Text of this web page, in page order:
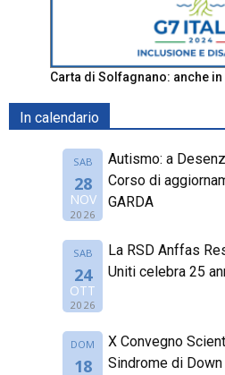
Carta di Solfagnano: anche
In calendario
SAB
28
NOV
2026
Autismo: a
Corso di
GARDA
SAB
24
OTT
2026
La RSD Anffas
Uniti celebra 25
DOM
18
X Convegno
Sindrome di